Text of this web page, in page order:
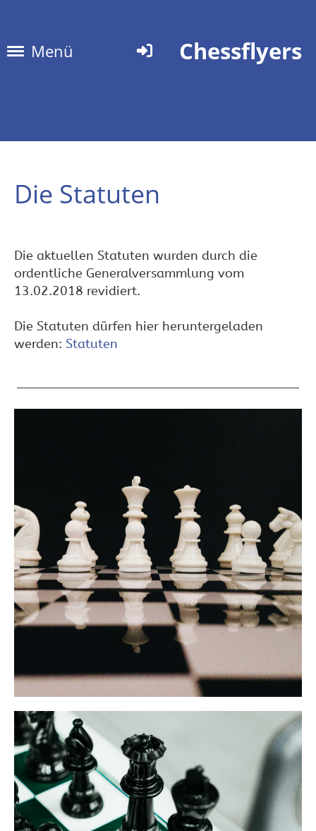
Menü Chessflyers
Die Statuten
Die aktuellen Statuten wurden durch die
ordentliche Generalversammlung vom
13.02.2018 revidiert.
Die Statuten dürfen hier heruntergeladen
werden: Statuten